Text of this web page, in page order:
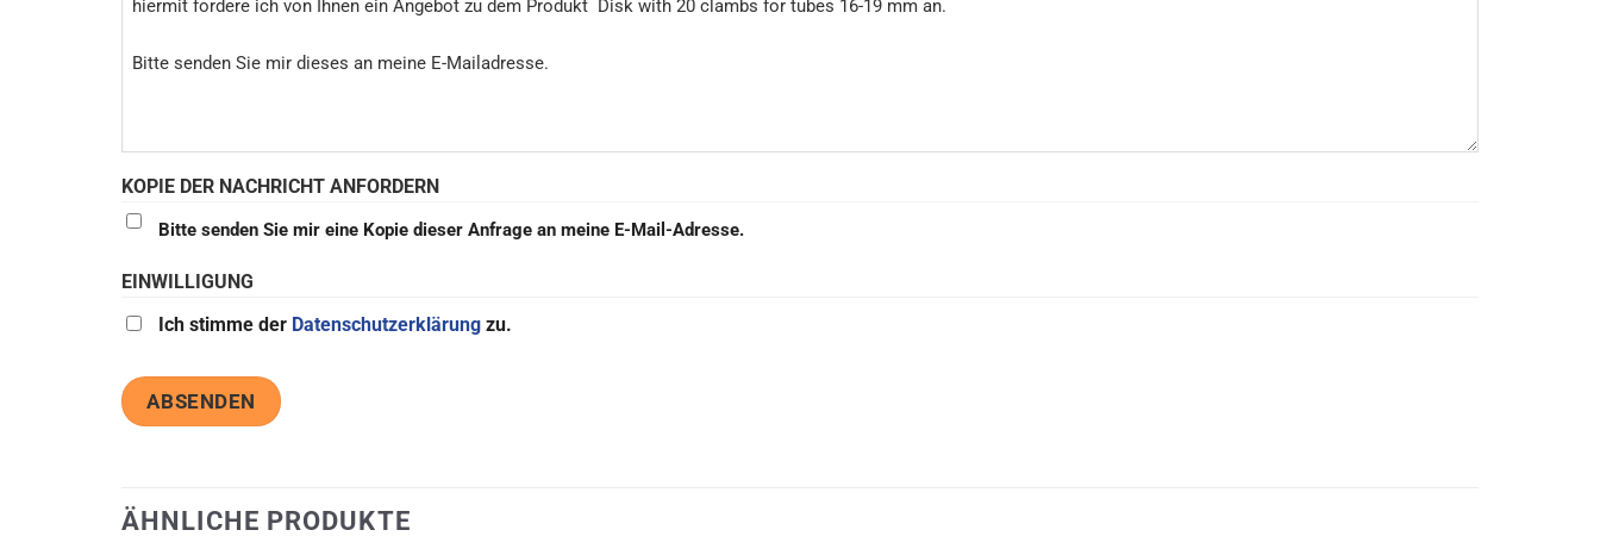
KOPIE DER NACHRICHT ANFORDERN
Bitte senden Sie mir eine Kopie dieser Anfrage an meine E-Mail-Adresse.
EINWILLIGUNG
Ich stimme der Datenschutzerklärung zu.
ÄHNLICHE PRODUKTE